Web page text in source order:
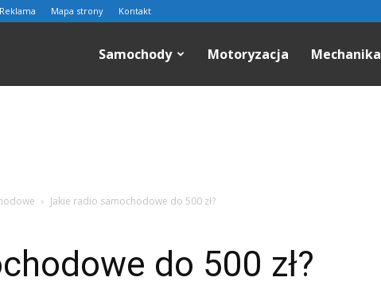
Reklama Mapa strony Kontakt
Samochody Motoryzacja Mechanika
Jakie radio samochodowe do 500 zł?
do 500 zł?